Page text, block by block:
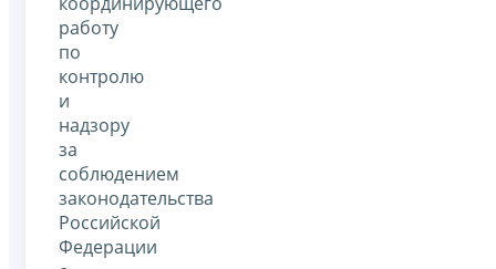
работу
по
контролю
и
надзору
за
соблюдением
законодательства
Российской
Федерации